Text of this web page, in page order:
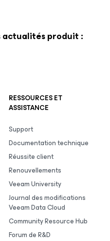
actualités produit :
RESSOURCES ET
ASSISTANCE
Support
Documentation technique
Réussite client
Renouvellements
Veeam University
Journal des modifications
Veeam Data Cloud
Community Resource Hub
Forum de R&D